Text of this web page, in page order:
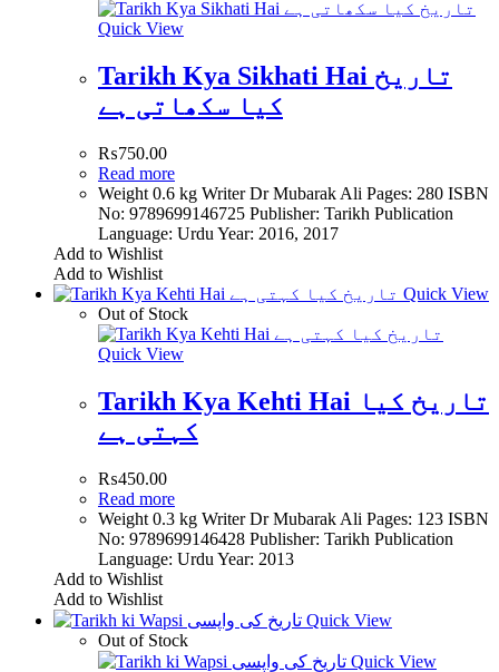
Quick View
Tarikh Kya Sikhati Hai تاریخ
کیا سکھاتی ہے
₨750.00
Read more
Weight 0.6 kg Writer Dr Mubarak Ali Pages: 280 ISBN
No: 9789699146725 Publisher: Tarikh Publication
Language: Urdu Year: 2016, 2017
Add to Wishlist
Add to Wishlist
Quick View
Out of Stock
Quick View
Tarikh Kya Kehti Hai تاریخ کیا
کہتی ہے
₨450.00
Read more
Weight 0.3 kg Writer Dr Mubarak Ali Pages: 123 ISBN
No: 9789699146428 Publisher: Tarikh Publication
Language: Urdu Year: 2013
Add to Wishlist
Add to Wishlist
Quick View
Out of Stock
Quick View